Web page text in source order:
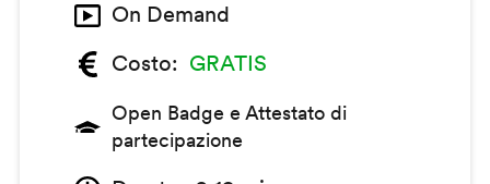
On Demand
Costo
GRATIS
Open Badge e Attestato di
partecipazione